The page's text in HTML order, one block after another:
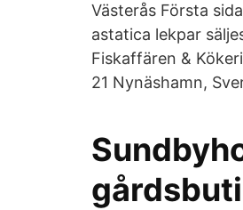
Västerås Första
astatica lekpar
Fiskaffären &
21 Nynäshamn,